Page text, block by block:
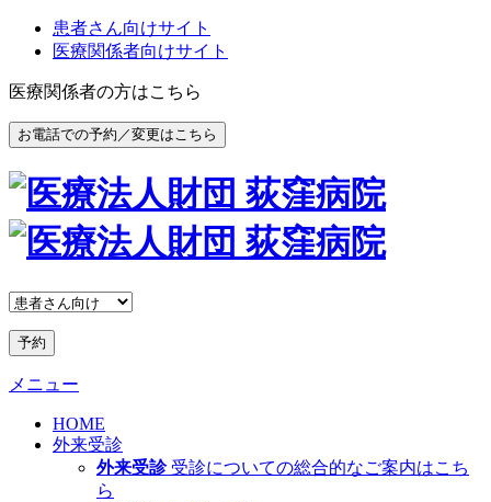
患者さん向けサイト
医療関係者向けサイト
医療関係者の方はこちら
お電話での予約／変更はこちら
予約
メニュー
HOME
外来受診
外来受診 受診についての総合的なご案内はこち
ら